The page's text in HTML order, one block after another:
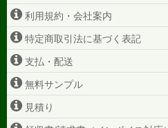
利用規約・会社案内
特定商取引法に基づく表記
支払・配送
無料サンプル
見積り